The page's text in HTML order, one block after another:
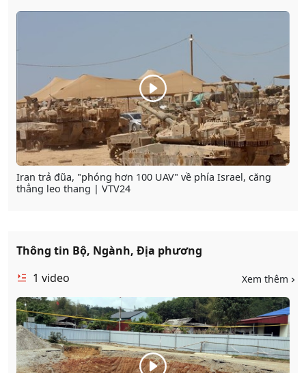
Iran trả đũa, "phóng hơn 100 UAV" về phía Israel, căng
thẳng leo thang | VTV24
Thông tin Bộ, Ngành, Địa phương
1 video Xem thêm